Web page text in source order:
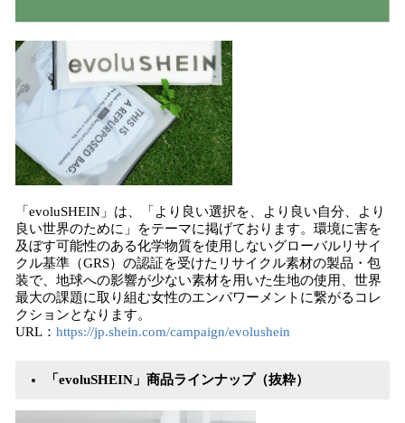
「evoluSHEIN」は、「より良い選択を、より良い自分、より
良い世界のために」をテーマに掲げております。環境に害を
及ぼす可能性のある化学物質を使用しないグローバルリサイ
クル基準（GRS）の認証を受けたリサイクル素材の製品・包
装で、地球への影響が少ない素材を用いた生地の使用、世界
最大の課題に取り組む女性のエンパワーメントに繋がるコレ
クションとなります。
URL： https://jp.shein.com/campaign/evolushein
「evoluSHEIN」商品ラインナップ（抜粋）